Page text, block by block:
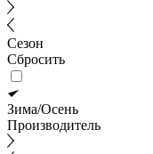
Сезон
Сбросить
Зима/Осень
Производитель